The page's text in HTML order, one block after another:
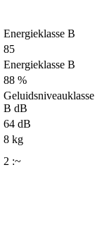
Energieklasse B
85
Energieklasse B
88 %
Geluidsniveauklasse
B dB
64 dB
8 kg
2 :~